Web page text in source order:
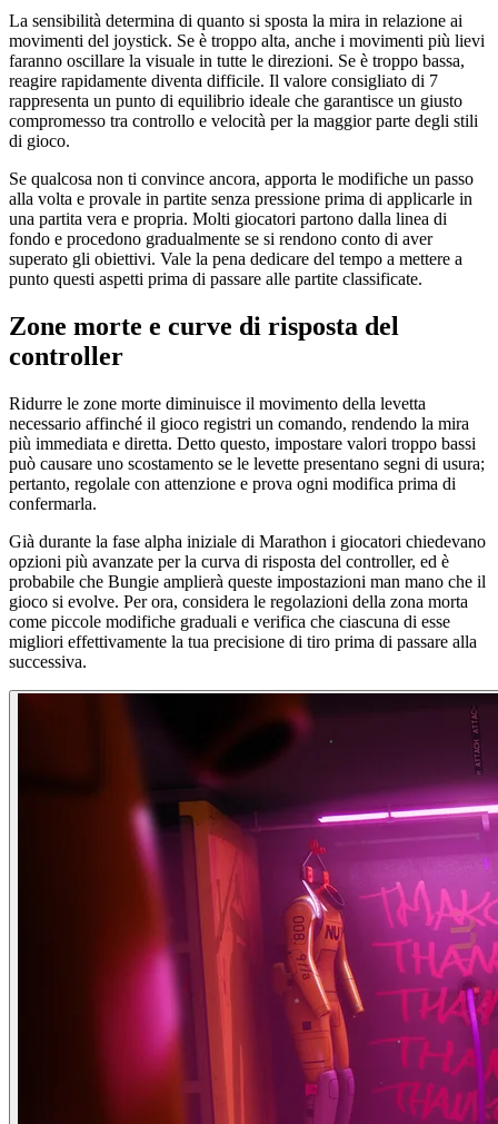
La sensibilità determina di quanto si sposta la mira in relazione ai
movimenti del joystick. Se è troppo alta, anche i movimenti più lievi
faranno oscillare la visuale in tutte le direzioni. Se è troppo bassa,
reagire rapidamente diventa difficile. Il valore consigliato di 7
rappresenta un punto di equilibrio ideale che garantisce un giusto
compromesso tra controllo e velocità per la maggior parte degli stili
di gioco.
Se qualcosa non ti convince ancora, apporta le modifiche un passo
alla volta e provale in partite senza pressione prima di applicarle in
una partita vera e propria. Molti giocatori partono dalla linea di
fondo e procedono gradualmente se si rendono conto di aver
superato gli obiettivi. Vale la pena dedicare del tempo a mettere a
punto questi aspetti prima di passare alle partite classificate.
Zone morte e curve di risposta del
controller
Ridurre le zone morte diminuisce il movimento della levetta
necessario affinché il gioco registri un comando, rendendo la mira
più immediata e diretta. Detto questo, impostare valori troppo bassi
può causare uno scostamento se le levette presentano segni di usura;
pertanto, regolale con attenzione e prova ogni modifica prima di
confermarla.
Già durante la fase alpha iniziale di Marathon i giocatori chiedevano
opzioni più avanzate per la curva di risposta del controller, ed è
probabile che Bungie amplierà queste impostazioni man mano che il
gioco si evolve. Per ora, considera le regolazioni della zona morta
come piccole modifiche graduali e verifica che ciascuna di esse
migliori effettivamente la tua precisione di tiro prima di passare alla
successiva.